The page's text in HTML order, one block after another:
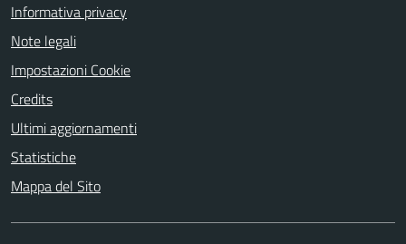
Informativa privacy
Note legali
Impostazioni Cookie
Credits
Ultimi aggiornamenti
Statistiche
Mappa del Sito